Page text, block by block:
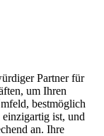
Partner für
um Ihren
bestmöglich
einzigartig ist, und
an. Ihre